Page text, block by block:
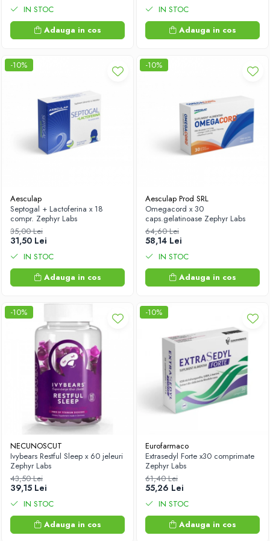
IN STOC
Adauga in cos
IN STOC
Adauga in cos
-10%
Aesculap
Septogal + Lactoferina x 18
compr. Zephyr Labs
35,00 Lei
31,50 Lei
IN STOC
Adauga in cos
-10%
Aesculap Prod SRL
Omegacord x 30
caps.gelatinoase Zephyr Labs
64,60 Lei
58,14 Lei
IN STOC
Adauga in cos
-10%
NECUNOSCUT
Ivybears Restful Sleep x 60 jeleuri
Zephyr Labs
43,50 Lei
39,15 Lei
IN STOC
Adauga in cos
-10%
Eurofarmaco
Extrasedyl Forte x30 comprimate
Zephyr Labs
61,40 Lei
55,26 Lei
IN STOC
Adauga in cos